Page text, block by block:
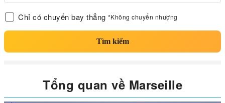
Chỉ có chuyến bay thẳng *Không chuyển nhượng
Tìm kiếm
Tổng quan về Marseille